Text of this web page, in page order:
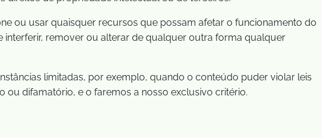
ou usar quaisquer recursos que possam afetar o funcionamento do
interferir, remover ou alterar de qualquer outra forma qualquer
limitadas, por exemplo, quando o conteúdo puder violar leis
difamatório, e o faremos a nosso exclusivo critério.